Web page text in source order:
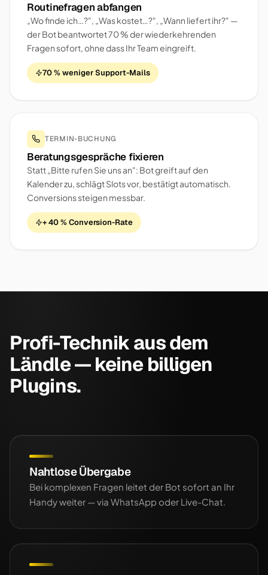
Routinefragen abfangen
„Wo finde ich…?", „Was kostet…?", „Wann liefert ihr?" —
der Bot beantwortet 70 % der wiederkehrenden
Fragen sofort, ohne dass Ihr Team eingreift.
70 % weniger Support-Mails
TERMIN-BUCHUNG
Beratungsgespräche fixieren
Statt „Bitte rufen Sie uns an": Bot greift auf den
Kalender zu, schlägt Slots vor, bestätigt automatisch.
Conversions steigen messbar.
+ 40 % Conversion-Rate
Profi-Technik aus dem
Ländle — keine billigen
Plugins.
Nahtlose Übergabe
Bei komplexen Fragen leitet der Bot sofort an Ihr
Handy weiter — via WhatsApp oder Live-Chat.